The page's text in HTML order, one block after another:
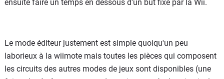
ensuite faire un temps en dessous d'un but fixé par la Wii.
Le mode éditeur justement est simple quoiqu'un peu
laborieux à la wiimote mais toutes les pièces qui composent
les circuits des autres modes de jeux sont disponibles (une